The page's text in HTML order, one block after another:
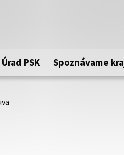
kraja.
Táto stránka
zabezpečenú
https:// pred
Úrad PSK Spoznávame